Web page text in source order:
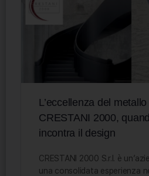
L’eccellenza del
CRESTANI 2000,
incontra il design
CRESTANI 2000 S.r.l. è
una consolidata esperienza